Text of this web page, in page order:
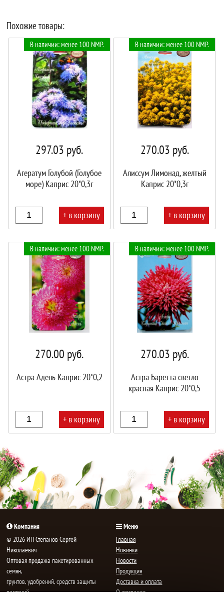
Похожие товары:
В наличии: менее 100 NMP.
297.03 руб.
Агератум Голубой (Голубое
море) Каприс 20*0,3г
+ в корзину
В наличии: менее 100 NMP.
270.03 руб.
Алиссум Лимонад, желтый
Каприс 20*0,3г
+ в корзину
В наличии: менее 100 NMP.
270.00 руб.
Астра Адель Каприс 20*0,2
+ в корзину
корзине!
В наличии: менее 100 NMP.
270.03 руб.
Астра Баретта светло
красная Каприс 20*0,5
+ в корзину
Компания
© 2026 ИП Степанов Сергей
Николаевич
Oптовая продажа пакетированных
семян,
грунтов, удобрений, средств защиты
растений.
Меню
Главная
Новинки
Новости
Продукция
Доставка и оплата
О компании